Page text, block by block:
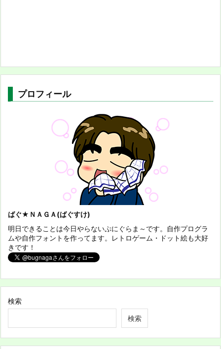
プロフィール
ばぐ★ＮＡＧＡ(ばぐすけ)
明日できることは今日やらないぷにぐらま～です。自作プログラ
ムや自作フォントを作ってます。レトロゲーム・ドット絵も大好
きです！
検索
検索